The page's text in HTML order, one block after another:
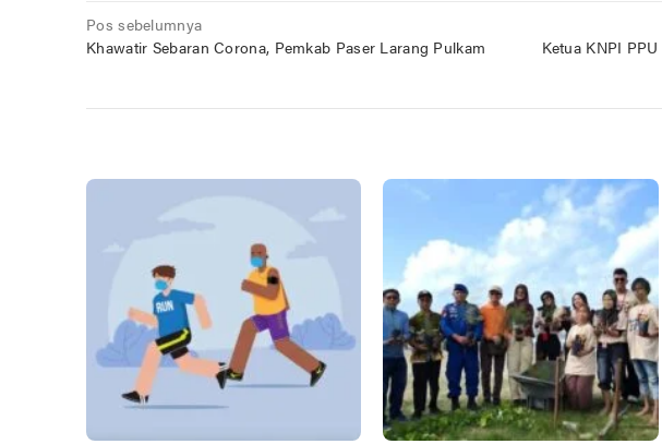
Navigasi
pos
Pos sebelumnya
Khawatir Sebaran Corona, Pemkab Paser Larang Pulkam
Ketua KNPI